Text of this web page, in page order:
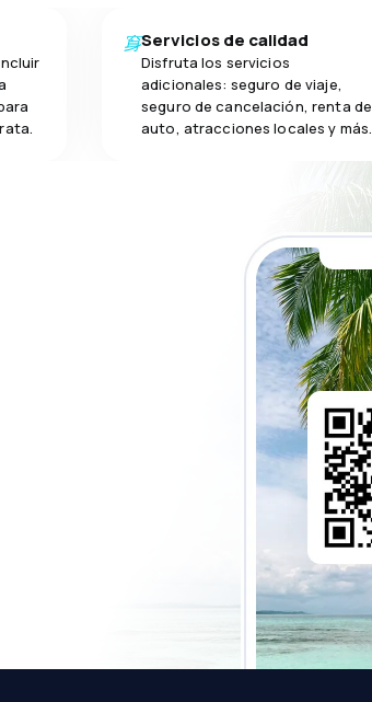
Servicios de calidad
Disfruta los servicios
adicionales: seguro de viaje,
seguro de cancelación, renta de
auto, atracciones locales y más.